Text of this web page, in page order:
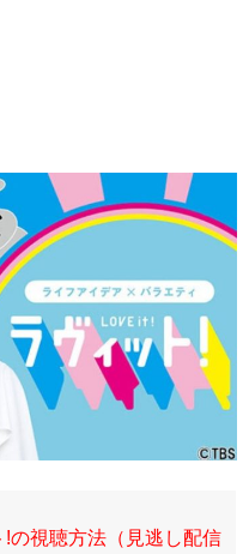
の視聴方法（見逃し配信